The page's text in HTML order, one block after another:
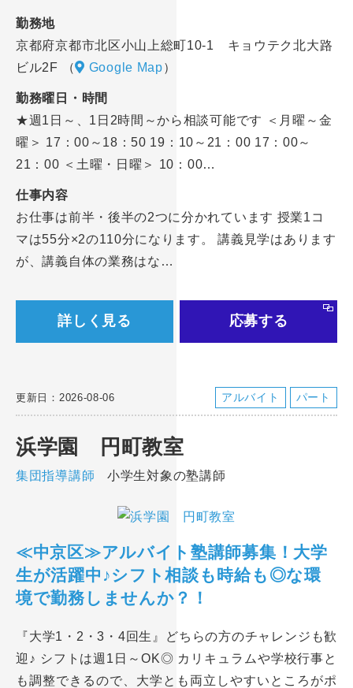
勤務地
京都府京都市北区小山上総町10-1 キョウテク北大路
ビル2F
（ Google Map）
勤務曜日・時間
★週1日～、1日2時間～から相談可能です ＜月曜～金
曜＞ 17：00～18：50 19：10～21：00 17：00～
21：00 ＜土曜・日曜＞ 10：00…
仕事内容
お仕事は前半・後半の2つに分かれています 授業1コ
マは55分×2の110分になります。 講義見学はあります
が、講義自体の業務はな…
詳しく見る 応募する
更新日：2026-08-06 アルバイト パート
浜学園 円町教室
集団指導講師 小学生対象の塾講師
≪中京区≫アルバイト塾講師募集！大学
生が活躍中♪シフト相談も時給も◎な環
境で勤務しませんか？！
『大学1・2・3・4回生』どちらの方のチャレンジも歓
迎♪ シフトは週1日～OK◎ カリキュラムや学校行事と
も調整できるので、大学とも両立しやすいところがポ